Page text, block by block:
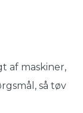
af maskiner,
så tøv